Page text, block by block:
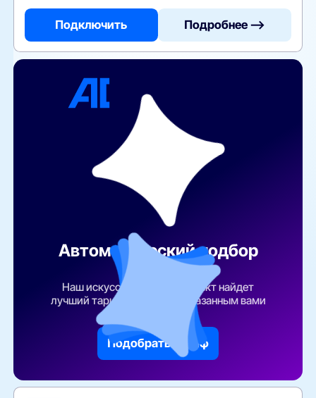
Подключить Подробнее —>
Автоматический подбор
тарифа
Наш искусственный интеллект найдет
лучший тарифный план по указанным вами
Подобрать тариф